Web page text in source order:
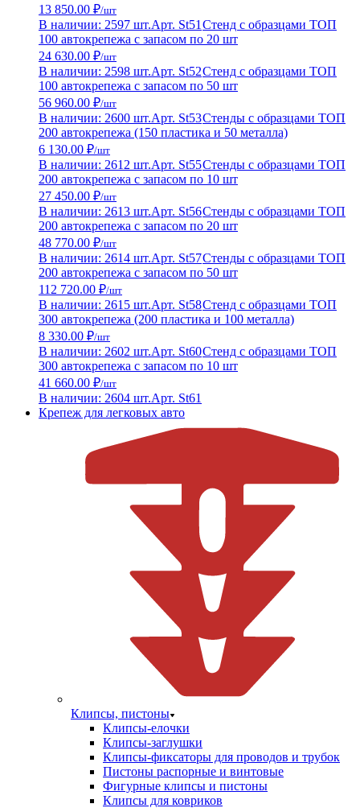
13 850.00 ₽/шт
В наличии: 2597 шт.Арт. St51 Стенд с образцами ТОП
100 автокрепежа с запасом по 20 шт
24 630.00 ₽/шт
В наличии: 2598 шт.Арт. St52Стенд с образцами ТОП
100 автокрепежа с запасом по 50 шт
56 960.00 ₽/шт
В наличии: 2600 шт.Арт. St53Стенды с образцами ТОП
200 автокрепежа (150 пластика и 50 металла)
6 130.00 ₽/шт
В наличии: 2612 шт.Арт. St55Стенды с образцами ТОП
200 автокрепежа с запасом по 10 шт
27 450.00 ₽/шт
В наличии: 2613 шт.Арт. St56Стенды с образцами ТОП
200 автокрепежа с запасом по 20 шт
48 770.00 ₽/шт
В наличии: 2614 шт.Арт. St57Стенды с образцами ТОП
200 автокрепежа с запасом по 50 шт
112 720.00 ₽/шт
В наличии: 2615 шт.Арт. St58Стенд с образцами ТОП
300 автокрепежа (200 пластика и 100 металла)
8 330.00 ₽/шт
В наличии: 2602 шт.Арт. St60Стенд с образцами ТОП
300 автокрепежа с запасом по 10 шт
41 660.00 ₽/шт
В наличии: 2604 шт.Арт. St61
Крепеж для легковых авто
Клипсы, пистоны
Клипсы-елочки
Клипсы-заглушки
Клипсы-фиксаторы для проводов и трубок
Пистоны распорные и винтовые
Фигурные клипсы и пистоны
Клипсы для ковриков